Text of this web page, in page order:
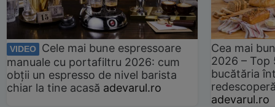
VIDEO
Cele mai bune espressoare
manuale cu portafiltru 2026: cum
obții un espresso de nivel barista
chiar la tine acasă adevarul.ro
Cea mai
2026 –
bucătăria
adevarul.ro